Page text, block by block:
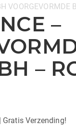
VOORGEVORMDE
–
–
Verzending!